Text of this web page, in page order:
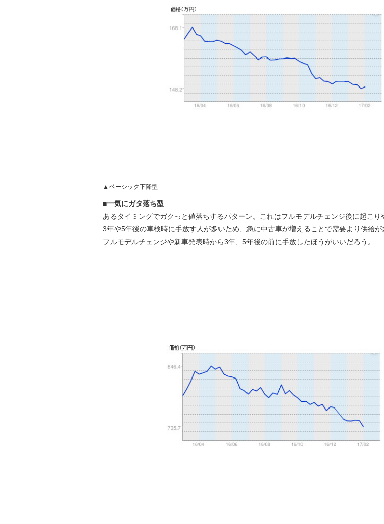
▲ベーシック下降型
■一気にガタ落ち型
あるタイミングでガクっと値落ちするパターン。これはフルモデルチェンジ後に起こり
3年や5年後の車検時に手放す人が多いため、急に中古車が増えることで需要より供給が
フルモデルチェンジや新車発表時から3年、5年後の前に手放したほうがいいだろう。